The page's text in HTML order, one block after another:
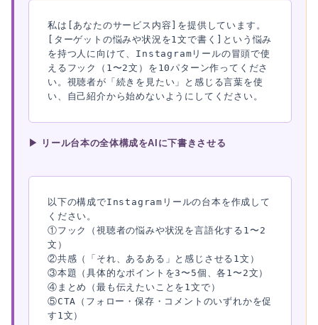
私は[あなたのサービス内容]を提供しています。
[ターゲットの悩みや状況を1文で書く]という悩み
を持つ人に向けて、Instagramリールの冒頭で使
えるフック（1〜2文）を10パターン作ってくださ
い。視聴者が「続きを見たい」と感じる言葉を使
い、自己紹介から始めないようにしてください。
▶ リール台本の全体構成をAIに下書きさせる
以下の構成でInstagramリールの台本を作成して
ください。
①フック（視聴者の悩みや状況を言語化する1〜2
文）
②共感（「それ、あるある」と感じさせる1文）
③本題（具体的なポイントを3〜5個、各1〜2文）
④まとめ（最も伝えたいことを1文で）
⑤CTA（フォロー・保存・コメントのいずれかを促
す1文）